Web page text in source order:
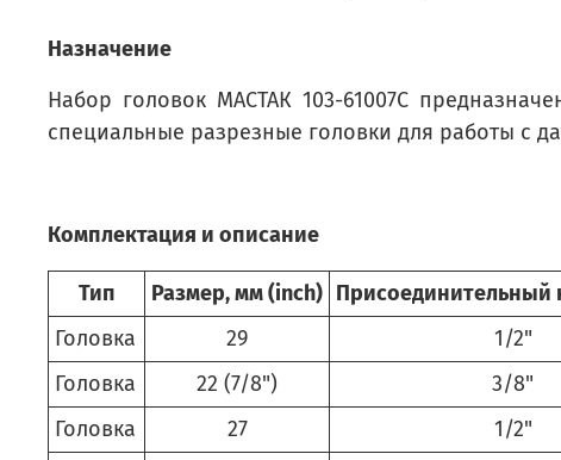
Назначение
Набор головок МАСТАК 103-61007C
специальные разрезные головки для работы с
Комплектация и описание
Тип Размер, мм (inch) Присоединительный
Головка
29 1/2"
Головка
22 (7/8") 3/8"
Головка
27 1/2"